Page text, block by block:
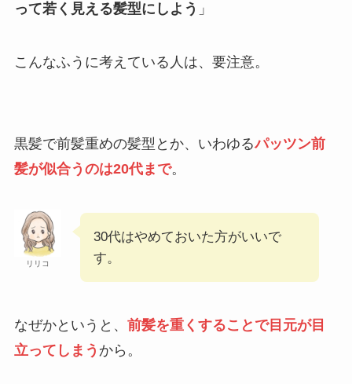
って若く見える髪型にしよう 」
こんなふうに考えている人は、要注意。
黒髪で前髪重めの髪型とか、いわゆるパッツン前
髪が似合うのは20代まで。
リリコ
30代はやめておいた方がいいで
す。
なぜかというと、 前髪を重くすることで目元が目
立ってしまう から。